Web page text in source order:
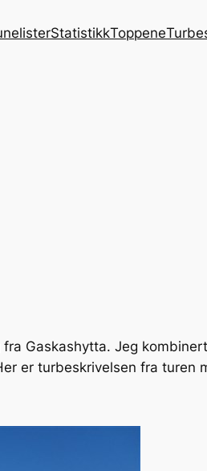
StatistikkToppene
Gaskashytta. Jeg
er turbeskrivelsen fra turen